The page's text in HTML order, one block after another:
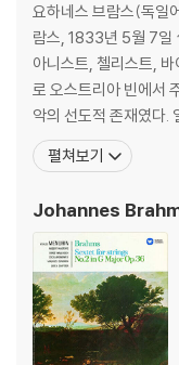
요하네스 브람스(독
람스, 1833년 5월 7일
아니스트, 첼리스트,
로 오스트리아 빈에서
악의 선도적 존재였다.
며, 19세기 지휘자 한
흐, 루트비히 판 베토벤
니스트로서 그는 여러
펼쳐보기
Johannes